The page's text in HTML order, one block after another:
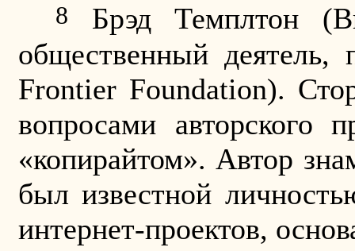
8 Брэд Темплтон (
общественный деятель,
Frontier Foundation).
вопросами авторского
«копирайтом». Автор
был известной
интернет-проектов,